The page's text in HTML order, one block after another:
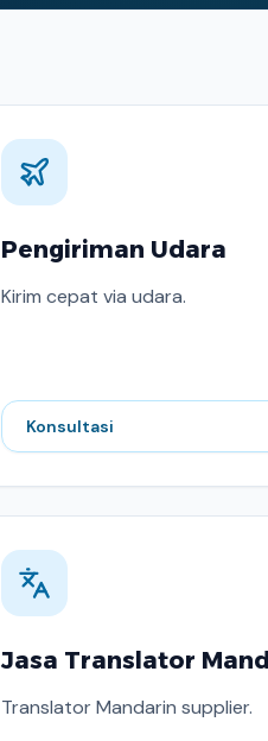
Pengiriman Udara
Kirim cepat via udara.
Konsultasi
Jasa Translator
Translator Mandarin supplier.